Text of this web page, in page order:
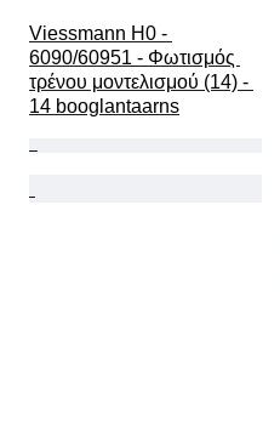
Viessmann H0 -
6090/60951 - Φωτισμός
τρένου μοντελισμού (14) -
14 booglantaarns